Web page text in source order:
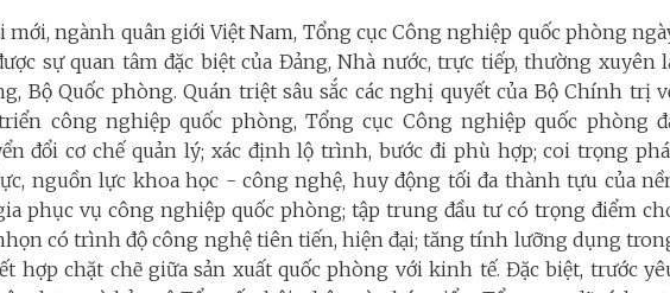
mới, ngành quân giới Việt Nam, Tổng cục Công nghiệp quốc phòng
sự quan tâm đặc biệt của Đảng, Nhà nước, trực tiếp, thường xuyên
Bộ Quốc phòng. Quán triệt sâu sắc các nghị quyết của Bộ Chính trị
công nghiệp quốc phòng, Tổng cục Công nghiệp quốc phòng
đổi cơ chế quản lý; xác định lộ trình, bước đi phù hợp; coi trọng
nguồn lực khoa học - công nghệ, huy động tối đa thành tựu của
phục vụ công nghiệp quốc phòng; tập trung đầu tư có trọng điểm
có trình độ công nghệ tiên tiến, hiện đại; tăng tính lưỡng dụng
hợp chặt chẽ giữa sản xuất quốc phòng với kinh tế. Đặc biệt, trước